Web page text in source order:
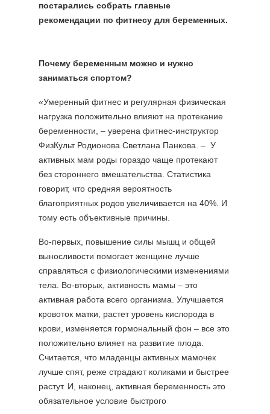
постарались собрать главные
рекомендации по фитнесу для беременных.
Почему беременным можно и нужно
заниматься спортом?
«Умеренный фитнес и регулярная физическая
нагрузка положительно влияют на протекание
беременности, – уверена фитнес-инструктор
ФизКульт Родионова Светлана Панкова. – У
активных мам роды гораздо чаще протекают
без стороннего вмешательства. Статистика
говорит, что средняя вероятность
благоприятных родов увеличивается на 40%. И
тому есть объективные причины.
Во-первых, повышение силы мышц и общей
выносливости помогает женщине лучше
справляться с физиологическими изменениями
тела. Во-вторых, активность мамы – это
активная работа всего организма. Улучшается
кровоток матки, растет уровень кислорода в
крови, изменяется гормональный фон – все это
положительно влияет на развитие плода.
Считается, что младенцы активных мамочек
лучше спят, реже страдают коликами и быстрее
растут. И, наконец, активная беременность это
обязательное условие быстрого